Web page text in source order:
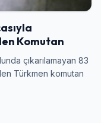
Komutan
çıkarılamayan 83
Türkmen komutan